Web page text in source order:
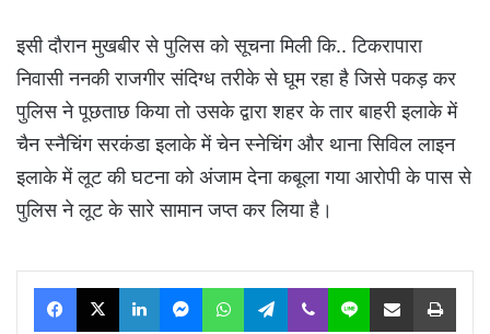
इसी दौरान मुखबीर से पुलिस को सूचना मिली कि.. टिकरापारा
निवासी ननकी राजगीर संदिग्ध तरीके से घूम रहा है जिसे पकड़ कर
पुलिस ने पूछताछ किया तो उसके द्वारा शहर के तार बाहरी इलाके में
चैन स्नैचिंग सरकंडा इलाके में चेन स्नेचिंग और थाना सिविल लाइन
इलाके में लूट की घटना को अंजाम देना कबूला गया आरोपी के पास से
पुलिस ने लूट के सारे सामान जप्त कर लिया है।
Facebook
X LinkedInMessengerWhatsAppTelegram
Viber Line Share via Email Print